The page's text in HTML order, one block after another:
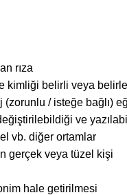
rıza
kimliği belirli veya
/ isteğe bağlı)
ve
vb. diğer ortamlar
gerçek veya tüzel kişi
hale getirilmesi